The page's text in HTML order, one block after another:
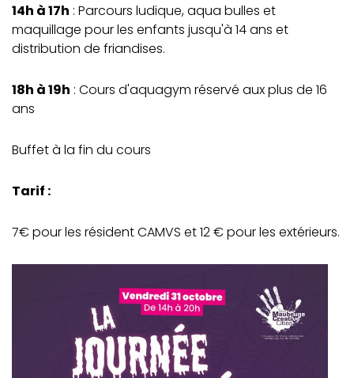
14h à 17h : Parcours ludique, aqua bulles et
maquillage pour les enfants jusqu'à 14 ans et
distribution de friandises.
18h à 19h : Cours d'aquagym réservé aux plus de 16
ans
Buffet à la fin du cours
Tarif :
7€ pour les résident CAMVS et 12 € pour les extérieurs.